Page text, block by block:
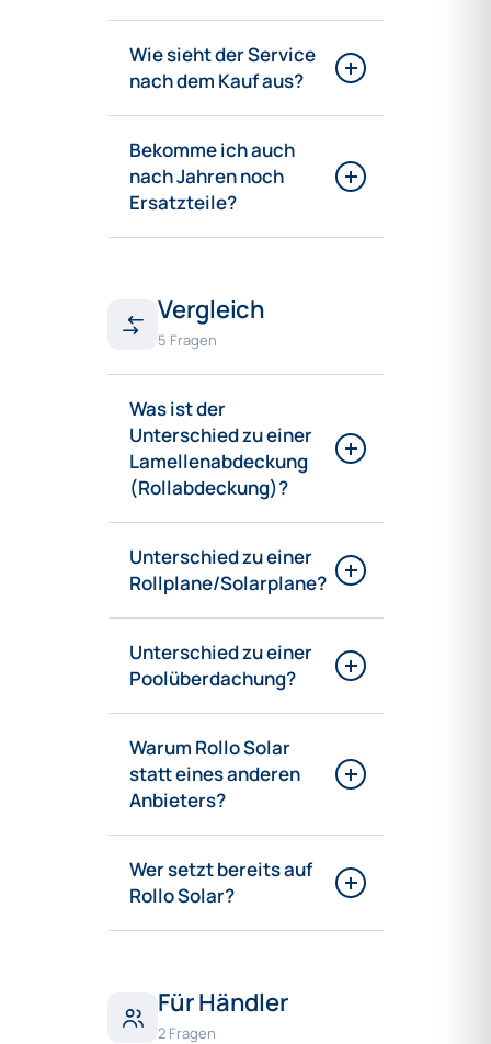
Wie sieht der Service
nach dem Kauf aus?
Bekomme ich auch
nach Jahren noch
Ersatzteile?
Vergleich
5 Fragen
Was ist der
Unterschied zu einer
Lamellenabdeckung
(Rollabdeckung)?
Unterschied zu einer
Rollplane/Solarplane?
Unterschied zu einer
Poolüberdachung?
Warum Rollo Solar
statt eines anderen
Anbieters?
Wer setzt bereits auf
Rollo Solar?
Für Händler
2 Fragen